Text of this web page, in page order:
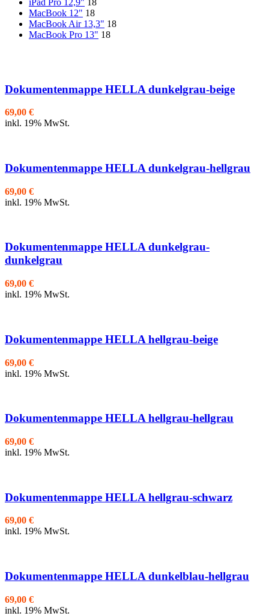
MacBook 12" 18
MacBook Air 13,3" 18
MacBook Pro 13" 18
Dokumentenmappe HELLA dunkelgrau-beige
69,00 €
inkl. 19% MwSt.
Dokumentenmappe HELLA dunkelgrau-hellgrau
69,00 €
inkl. 19% MwSt.
Dokumentenmappe HELLA dunkelgrau-
dunkelgrau
69,00 €
inkl. 19% MwSt.
Dokumentenmappe HELLA hellgrau-beige
69,00 €
inkl. 19% MwSt.
Dokumentenmappe HELLA hellgrau-hellgrau
69,00 €
inkl. 19% MwSt.
Dokumentenmappe HELLA hellgrau-schwarz
69,00 €
inkl. 19% MwSt.
Dokumentenmappe HELLA dunkelblau-hellgrau
69,00 €
inkl. 19% MwSt.